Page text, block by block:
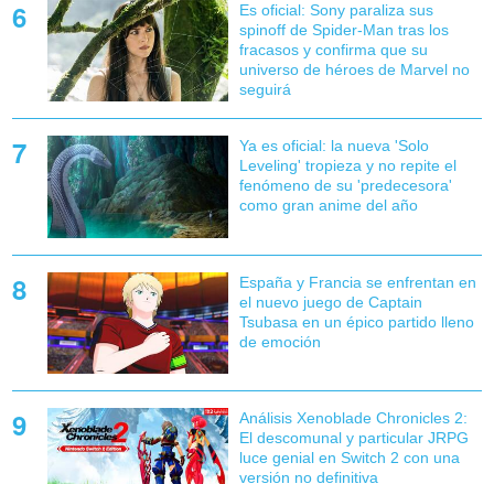
Es oficial: Sony paraliza sus
spinoff de Spider-Man tras los
fracasos y confirma que su
universo de héroes de Marvel no
seguirá
Ya es oficial: la nueva 'Solo
Leveling' tropieza y no repite el
fenómeno de su 'predecesora'
como gran anime del año
España y Francia se enfrentan en
el nuevo juego de Captain
Tsubasa en un épico partido lleno
de emoción
Análisis Xenoblade Chronicles 2:
El descomunal y particular JRPG
luce genial en Switch 2 con una
versión no definitiva